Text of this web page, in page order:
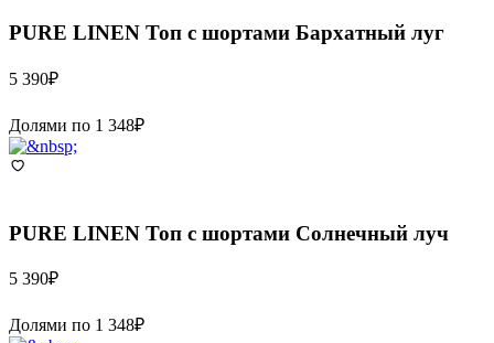
PURE LINEN Топ с шортами Бархатный луг
5 390₽
Долями по 1 348₽
PURE LINEN Топ с шортами Солнечный луч
5 390₽
Долями по 1 348₽